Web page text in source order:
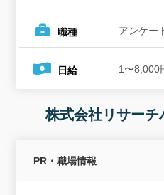
職種 アンケー
日給 1〜8,000
株式会社リサーチ
PR・職場情報